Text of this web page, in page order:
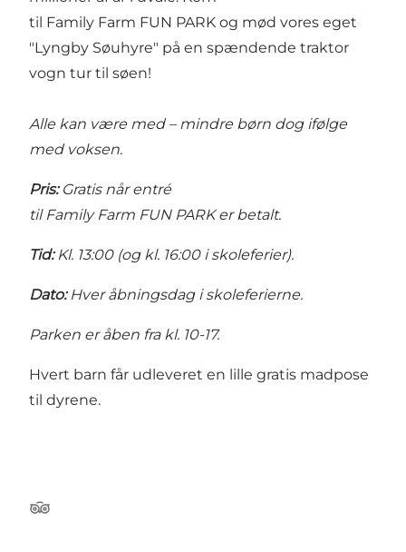
til Family Farm FUN PARK og mød vores eget
"Lyngby Søuhyre" på en spændende traktor
vogn tur til søen!
Alle kan være med – mindre børn dog ifølge
med voksen.
Pris:Gratis når entré
til Family Farm FUN PARK er betalt.
Tid:Kl. 13:00 (og kl. 16:00 i skoleferier).
Dato: Hver åbningsdag i skoleferierne.
Parken er åben fra kl. 10-17.
Hvert barn får udleveret en lille gratis madpose
til dyrene.
TripAdvisor